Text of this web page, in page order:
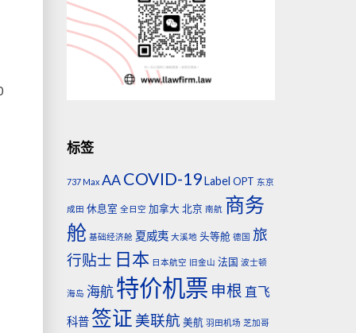
标签
737 Max AA COVID-19 Label OPT 东京
成田 休息室 全日空 加拿大 北京 南航 商务
舱 基础经济舱 夏威夷 大溪地 头等舱 德国 旅
行贴士 日本 日本航空 旧金山 法国 波士顿
海岛 海航 特价机票 申根 直飞
科普 签证 美联航 美航 羽田机场 芝加哥